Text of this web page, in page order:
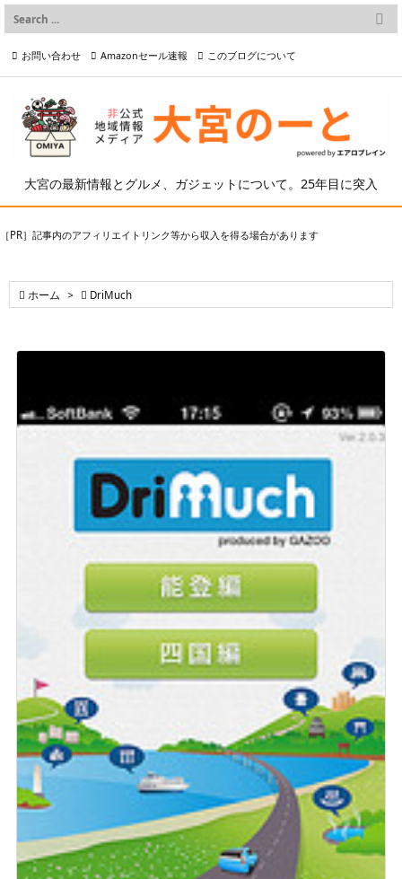
大宮の最新情報とグルメ、ガジェットについて。25年目に突入

メニュー

検索
お問い合わせ Amazonセール速報 このブログについて
プライバシーポリシー等
［PR］記事内のアフィリエイトリンク等から収入を得る場合があります
 ホーム >  DriMuch